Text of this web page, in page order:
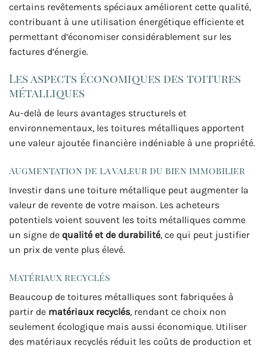
certains revêtements spéciaux améliorent cette qualité,
contribuant à une utilisation énergétique efficiente et
permettant d’économiser considérablement sur les
factures d’énergie.
Les aspects économiques des toitures
métalliques
Au-delà de leurs avantages structurels et
environnementaux, les toitures métalliques apportent
une valeur ajoutée financière indéniable à une propriété.
Augmentation de la valeur du bien immobilier
Investir dans une toiture métallique peut augmenter la
valeur de revente de votre maison. Les acheteurs
potentiels voient souvent les toits métalliques comme
un signe de qualité et de durabilité, ce qui peut justifier
un prix de vente plus élevé.
Matériaux recyclés
Beaucoup de toitures métalliques sont fabriquées à
partir de matériaux recyclés, rendant ce choix non
seulement écologique mais aussi économique. Utiliser
des matériaux recyclés réduit les coûts de production et